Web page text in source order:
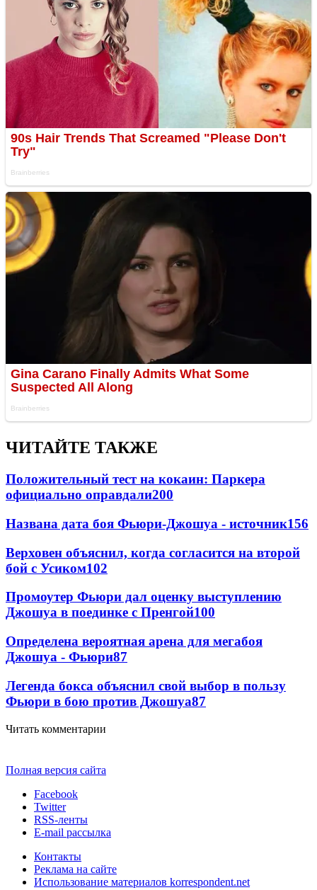
ЧИТАЙТЕ ТАКЖЕ
Положительный тест на кокаин: Паркера
официально оправдали200
Названа дата боя Фьюри-Джошуа - источник156
Верховен объяснил, когда согласится на второй
бой с Усиком102
Промоутер Фьюри дал оценку выступлению
Джошуа в поединке с Пренгой100
Определена вероятная арена для мегабоя
Джошуа - Фьюри87
Легенда бокса объяснил свой выбор в пользу
Фьюри в бою против Джошуа87
Читать комментарии
Полная версия сайта
Facebook
Twitter
RSS-ленты
E-mail рассылка
Контакты
Реклама на сайте
Использование материалов korrespondent.net